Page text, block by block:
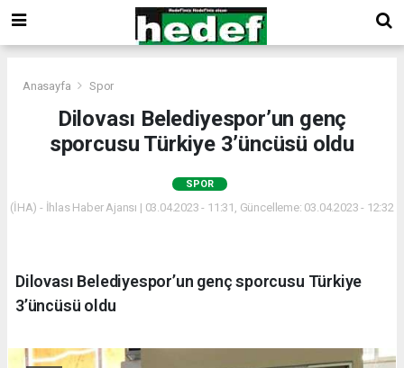
Anasayfa Spor
Dilovası Belediyespor’un genç
sporcusu Türkiye 3’üncüsü oldu
SPOR
(İHA) - İhlas Haber Ajansı | 03.04.2023 - 11:31, Güncelleme: 03.04.2023 - 12:32
Dilovası Belediyespor’un genç sporcusu Türkiye
3’üncüsü oldu